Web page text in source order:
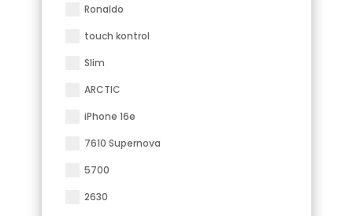
Ronaldo
touch kontrol
Slim
ARCTIC
iPhone 16e
7610 Supernova
5700
2630